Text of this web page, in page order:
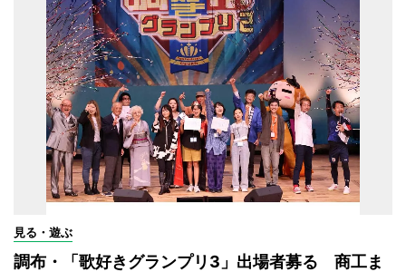
見る・遊ぶ
調布・「歌好きグランプリ3」出場者募る 商工ま